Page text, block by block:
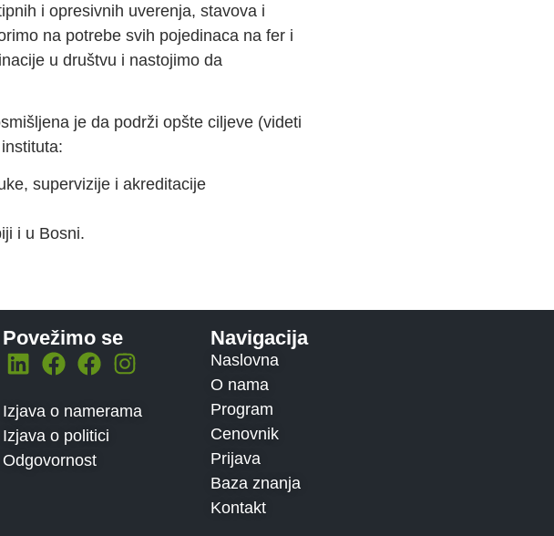
i opresivnih uverenja, stavova i
na potrebe svih pojedinaca na fer i
u društvu i nastojimo da
je da podrži opšte ciljeve (videti
supervizije i akreditacije
i u Bosni.
Povežimo se
Izjava o namerama
Izjava o politici
Odgovornost
Navigacija
Naslovna
O nama
Program
Cenovnik
Prijava
Baza znanja
Kontakt